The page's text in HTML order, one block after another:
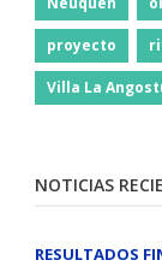
proyecto
Villa La
NOTICIAS
RESULTADOS